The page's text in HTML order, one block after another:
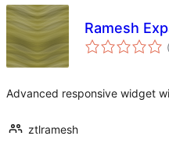
Ramesh
Advanced responsive widget
ztlramesh